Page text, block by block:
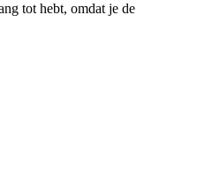
tot hebt, omdat je de